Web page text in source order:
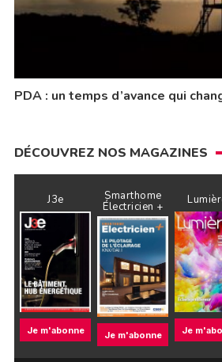
PDA : un temps d’avance qui
DÉCOUVREZ NOS MAGAZINES
J3e
Je m'abonne
Smarthome
Électricien +
Je m'abonne Je